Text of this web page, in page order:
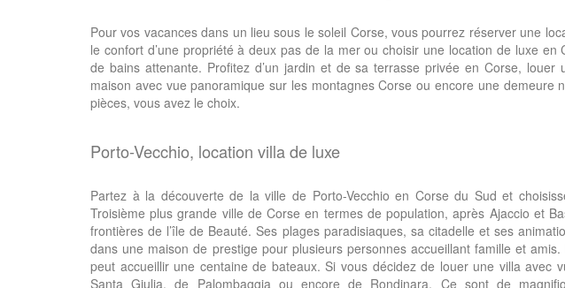
Pour vos vacances dans un lieu sous le soleil Corse, vous pourrez réserver une
le confort d’une propriété à deux pas de la mer ou choisir une location de luxe
de bains attenante. Profitez d’un jardin et de sa terrasse privée en Corse,
maison avec vue panoramique sur les montagnes Corse ou encore une
pièces, vous avez le choix.
Porto-Vecchio, location villa de luxe
Partez à la découverte de la ville de Porto-Vecchio en Corse du Sud et
Troisième plus grande ville de Corse en termes de population, après Ajaccio et
frontières de l’île de Beauté. Ses plages paradisiaques, sa citadelle et ses
dans une maison de prestige pour plusieurs personnes accueillant famille et
peut accueillir une centaine de bateaux. Si vous décidez de louer une villa avec
Santa Giulia, de Palombaggia ou encore de Rondinara. Ce sont de